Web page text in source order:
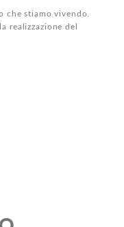
stiamo vivendo.
realizzazione del